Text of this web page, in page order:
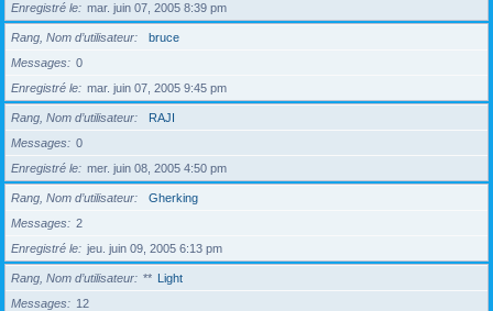
Enregistré le
mar. juin 07, 2005 8:39 pm
Rang, Nom d’utilisateur
bruce
Messages
0
Enregistré le
mar. juin 07, 2005 9:45 pm
Rang, Nom d’utilisateur
RAJI
Messages
0
Enregistré le
mer. juin 08, 2005 4:50 pm
Rang, Nom d’utilisateur
Gherking
Messages
2
Enregistré le
jeu. juin 09, 2005 6:13 pm
Rang, Nom d’utilisateur ** Light
Messages
12